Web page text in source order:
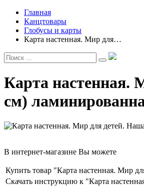
Главная
Канцтовары
Глобусы и карты
Карта настенная. Мир для…
Карта настенная.
см)
В интернет-магазине Вы можете
Купить товар "Карта настенная. Мир
Скачать инструкцию к "Карта